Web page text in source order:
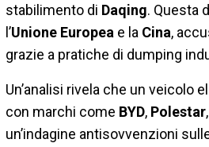
stabilimento di Daqing. Questa
l’Unione Europea e la Cina,
grazie a pratiche di dumping
Un’analisi rivela che un veicolo
con marchi come BYD, Polestar,
un’indagine antisovvenzioni